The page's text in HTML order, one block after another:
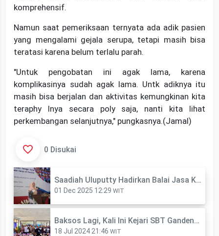
komprehensif.
Namun saat pemeriksaan ternyata ada adik pasien
yang mengalami gejala serupa, tetapi masih bisa
teratasi karena belum terlalu parah.
"Untuk pengobatan ini agak lama, karena
komplikasinya sudah agak lama. Untk adiknya itu
masih bisa berjalan dan aktivitas kemungkinan kita
teraphy lnya secara poly saja, nanti kita lihat
perkembangan selanjutnya," pungkasnya.(Jamal)
0 Disukai
Saadiah Uluputty Hadirkan Balai Jasa Konstruksi Jayapura Masuk SBT, Dorong Sertifikasi Tenaga Kerja
01 Dec 2025 12:29 WIT
Baksos Lagi, Kali Ini Kejari SBT Gandeng Disdukcapil
18 Jul 2024 21:46 WIT